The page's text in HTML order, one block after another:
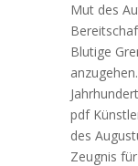
Mut des
Blutige
pdf
des
Zeugnis